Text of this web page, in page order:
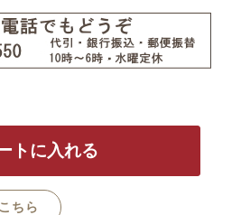
ちら